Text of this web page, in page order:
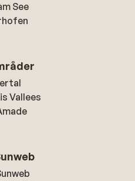
See
Vallees